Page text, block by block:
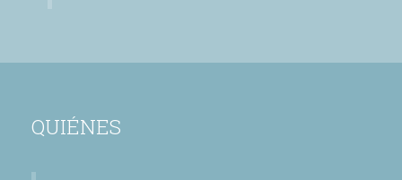
QUIÉNES